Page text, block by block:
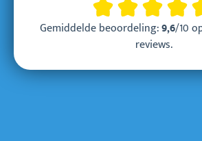
Gemiddelde beoordeling:9,6/10
reviews.